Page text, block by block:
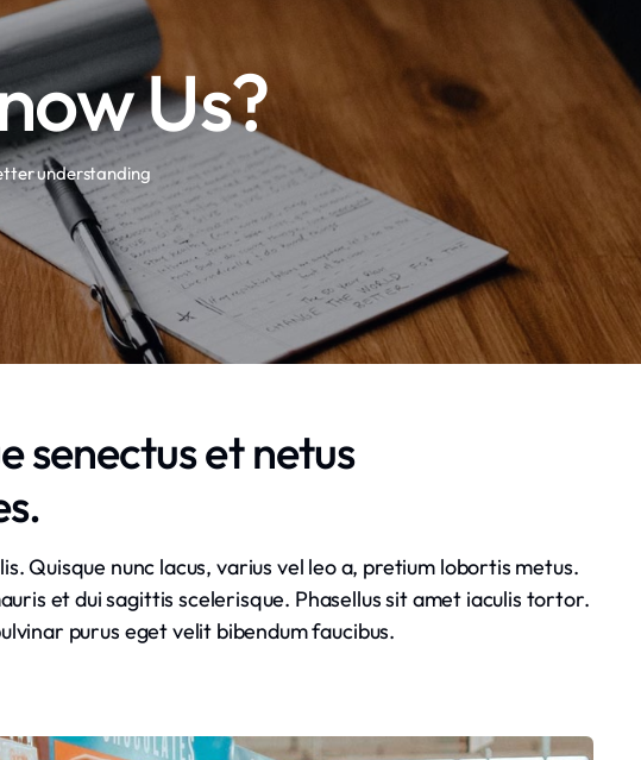
Us?
understanding
senectus et netus
Quisque nunc lacus, varius vel leo a, pretium lobortis metus.
et dui sagittis scelerisque. Phasellus sit amet iaculis tortor.
purus eget velit bibendum faucibus.